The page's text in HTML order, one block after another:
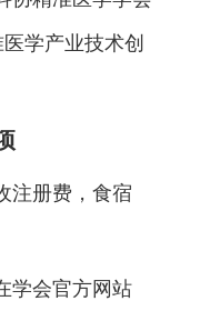
学产业技术创
注册费，食宿
学会官方网站